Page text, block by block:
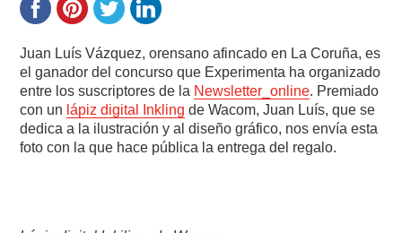
Juan Luís Vázquez, orensano afincado en La Coruña, es
el ganador del concurso que Experimenta ha organizado
entre los suscriptores de la Newsletter_online. Premiado
con un lápiz digital Inkling de Wacom, Juan Luís, que se
dedica a la ilustración y al diseño gráfico, nos envía esta
foto con la que hace pública la entrega del regalo.